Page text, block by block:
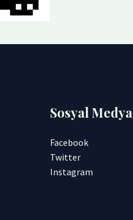
Sosyal Medya
Facebook
Twitter
Instagram